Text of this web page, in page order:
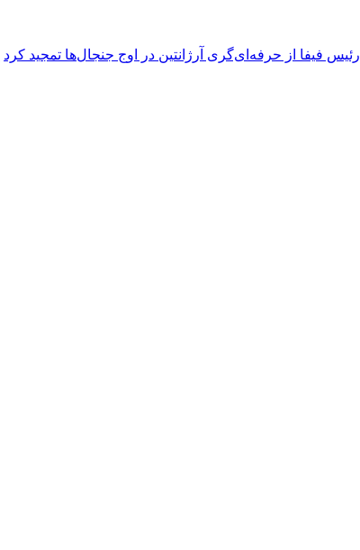
رئیس فیفا از حرفه‌ای‌گری آرژانتین در اوج جنجال‌ها تمجید کرد